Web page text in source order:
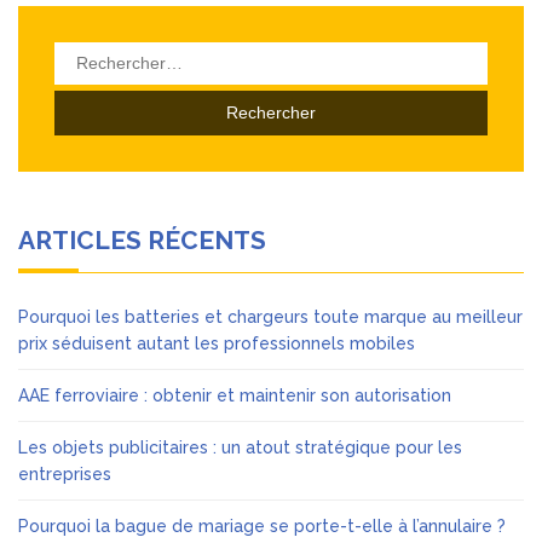
Rechercher :
ARTICLES RÉCENTS
Pourquoi les batteries et chargeurs toute marque au meilleur
prix séduisent autant les professionnels mobiles
AAE ferroviaire : obtenir et maintenir son autorisation
Les objets publicitaires : un atout stratégique pour les
entreprises
Pourquoi la bague de mariage se porte-t-elle à l’annulaire ?